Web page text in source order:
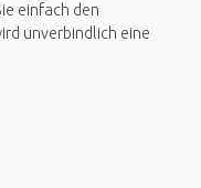
einfach den
unverbindlich eine